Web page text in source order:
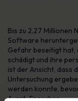
Bis zu 2,27 Millionen
Software
Gefahr beseitigt hat,
schädigt und ihre
ist der Ansicht, dass
Untersuchung
werden konnte,
Avast-Sprecher.